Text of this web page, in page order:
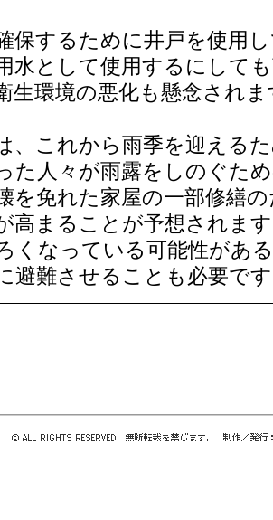
保するために井戸を使用
水として使用するにして
生環境の悪化も懸念されま
、これから雨季を迎える
た人々が雨露をしのぐた
を免れた家屋の一部修繕
高まることが予想されま
くなっている可能性があ
避難させることも必要で